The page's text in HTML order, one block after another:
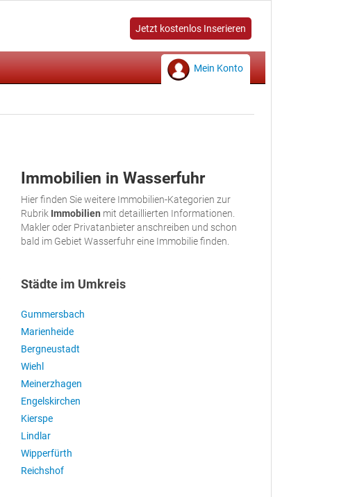
Jetzt kostenlos Inserieren
Mein Konto
Immobilien in Wasserfuhr
Hier finden Sie weitere Immobilien-Kategorien zur
Rubrik Immobilien mit detaillierten Informationen.
Makler oder Privatanbieter anschreiben und schon
bald im Gebiet Wasserfuhr eine Immobilie finden.
Städte im Umkreis
Gummersbach
Marienheide
Bergneustadt
Wiehl
Meinerzhagen
Engelskirchen
Kierspe
Lindlar
Wipperfürth
Reichshof